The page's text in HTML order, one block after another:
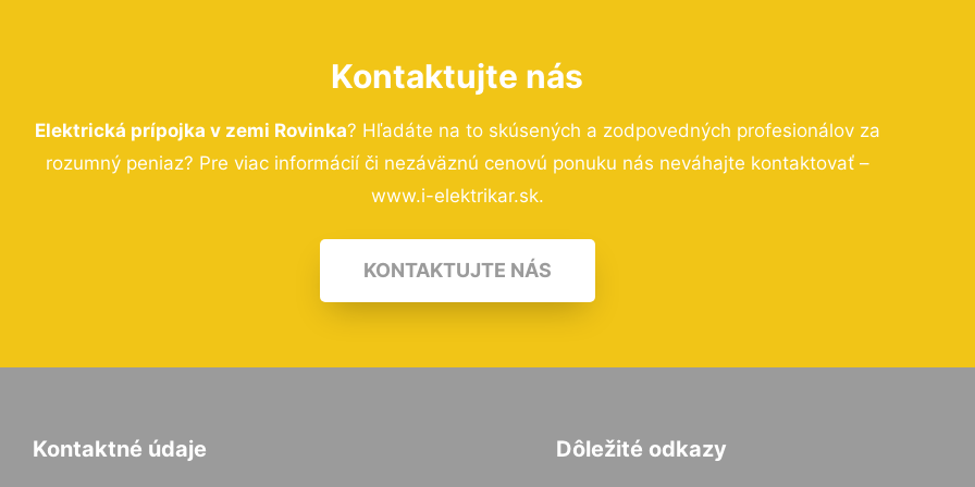
Kontaktujte nás
Elektrická prípojka v zemi Rovinka? Hľadáte na to skúsených a zodpovedných profesionálov za
rozumný peniaz? Pre viac informácií či nezáväznú cenovú ponuku nás neváhajte kontaktovať –
www.i-elektrikar.sk.
KONTAKTUJTE NÁS
Kontaktné údaje Dôležité odkazy